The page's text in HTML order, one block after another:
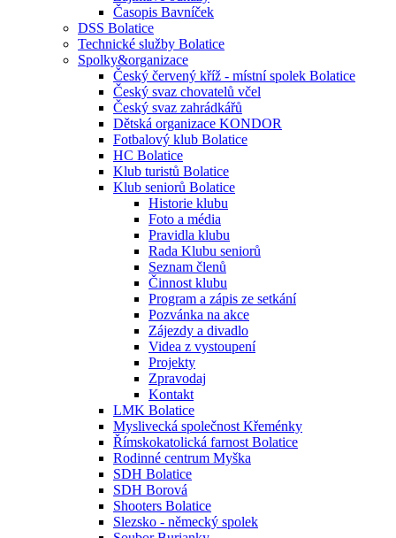
Časopis Bavníček
DSS Bolatice
Technické služby Bolatice
Spolky&organizace
Český červený kříž - místní spolek Bolatice
Český svaz chovatelů včel
Český svaz zahrádkářů
Dětská organizace KONDOR
Fotbalový klub Bolatice
HC Bolatice
Klub turistů Bolatice
Klub seniorů Bolatice
Historie klubu
Foto a média
Pravidla klubu
Rada Klubu seniorů
Seznam členů
Činnost klubu
Program a zápis ze setkání
Pozvánka na akce
Zájezdy a divadlo
Videa z vystoupení
Projekty
Zpravodaj
Kontakt
LMK Bolatice
Myslivecká společnost Křeménky
Římskokatolická farnost Bolatice
Rodinné centrum Myška
SDH Bolatice
SDH Borová
Shooters Bolatice
Slezsko - německý spolek